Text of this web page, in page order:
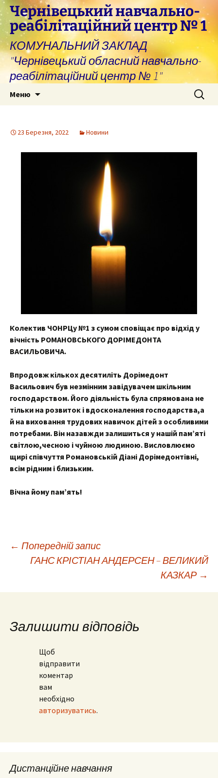
Перейти
до
вмісту
Чернівецький навчально-
реабілітаційний центр № 1
КОМУНАЛЬНИЙ ЗАКЛАД
"Чернівецький обласний навчально-
реабілітаційний центр № 1"
Меню Пошук:
23 Березня, 2022 Новини
Колектив ЧОНРЦу №1 з сумом сповіщає про відхід у
вічність РОМАНОВСЬКОГО ДОРІМЕДОНТА
ВАСИЛЬОВИЧА.
Впродовж кількох десятиліть Дорімедонт
Васильович був незмінним завідувачем шкільним
господарством. Його діяльність була спрямована не
тільки на розвиток і вдосконалення господарства,а
й на виховання трудових навичок дітей з особливими
потребами. Він назавжди залишиться у нашій пам’яті
світлою,чесною і чуйною людиною. Висловлюємо
щирі співчуття Романовській Діані Дорімедонтівні,
всім рідним і близьким.
Вічна йому пам’ять!
Навігація
← Попередній запис
ГАНС КРІСТІАН АНДЕРСЕН – ВЕЛИКИЙ
КАЗКАР →
Залишити відповідь
Щоб
відправити
коментар
вам
необхідно
авторизуватись.
Дистанційне навчання